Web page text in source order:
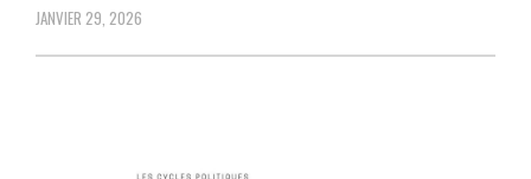
JANVIER 29, 2026